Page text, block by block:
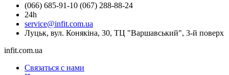
(066) 685-91-10 (067) 288-88-24
24h
service@infit.com.ua
Луцьк, вул. Конякіна, 30, ТЦ "Варшавський", 3-й поверх
infit.com.ua
Связаться с нами